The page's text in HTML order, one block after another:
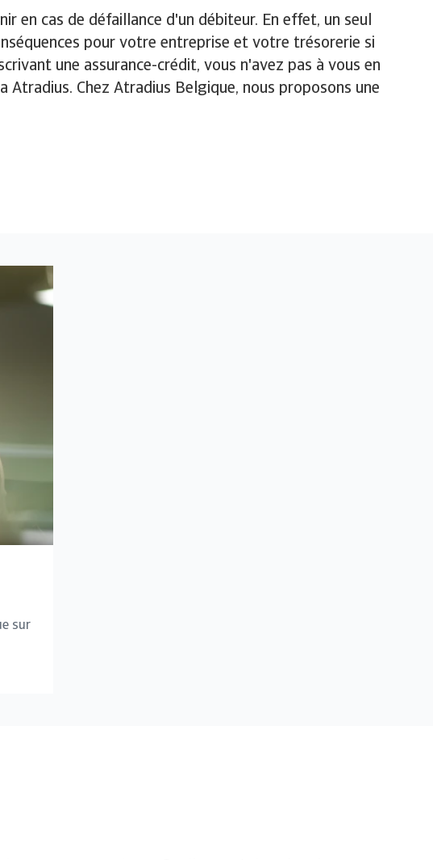
en cas de défaillance d'un débiteur. En effet, un seul
pour votre entreprise et votre trésorerie si
une assurance-crédit, vous n'avez pas à vous en
Atradius. Chez Atradius Belgique, nous proposons une
sur